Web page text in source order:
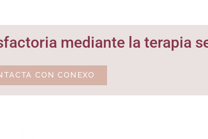
mediante la terapia
CON CONEXO